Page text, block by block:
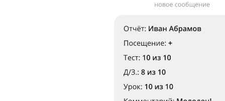
Каждый месяц